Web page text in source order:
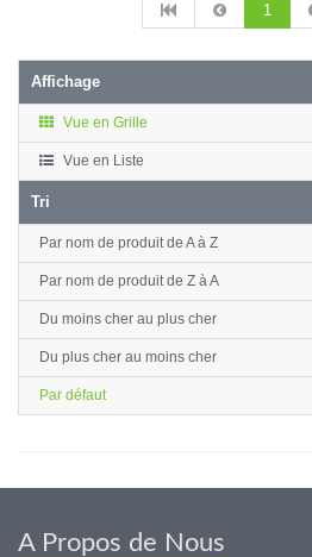
1
Affichage
Vue en Grille
Vue en Liste
Tri
Par nom de produit de A à Z
Par nom de produit de Z à A
Du moins cher au plus cher
Du plus cher au moins cher
Par défaut
A Propos de Nous